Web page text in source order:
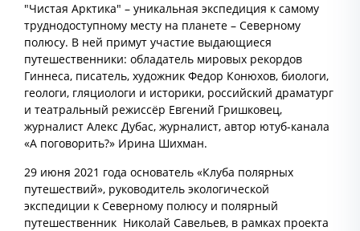
"Чистая Арктика" – уникальная экспедиция к самому
труднодоступному месту на планете – Северному
полюсу. В ней примут участие выдающиеся
путешественники: обладатель мировых рекордов
Гиннеса, писатель, художник Федор Конюхов, биологи,
геологи, гляциологи и историки, российский драматург
и театральный режиссёр Евгений Гришковец,
журналист Алекс Дубас, журналист, автор ютуб-канала
«А поговорить?» Ирина Шихман.
29 июня 2021 года основатель «Клуба полярных
путешествий», руководитель экологической
экспедиции к Северному полюсу и полярный
путешественник Николай Савельев, в рамках проекта